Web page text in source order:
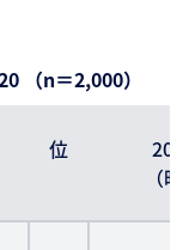
（n＝2,000）
位
（